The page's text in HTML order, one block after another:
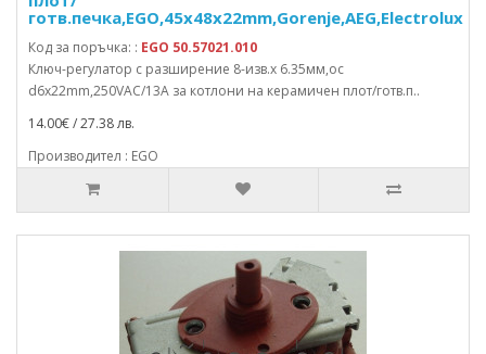
готв.печка,EGO,45x48x22mm,Gorenje,AEG,Electrolux
Код за поръчка: : EGO 50.57021.010
Ключ-регулатор с разширение 8-изв.x 6.35мм,ос
d6x22mm,250VAC/13A за котлони на керамичен плот/готв.п..
14.00€ / 27.38 лв.
Производител : EGO